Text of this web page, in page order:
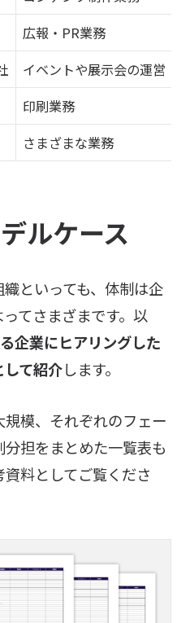
広報・PR業務
イベントや展示会の運営
印刷業務
さまざまな業務
ルケース
といっても、体制は企
てさまざまです。以
企業にヒアリングした
て紹介します。
模、それぞれのフェー
担をまとめた一覧表も
料としてご覧くださ